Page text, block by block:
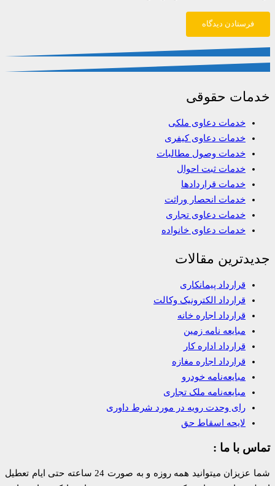
فرستادن دیدگاه
خدمات حقوقی
خدمات دعاوی ملکی
خدمات دعاوی کیفری
خدمات وصول مطالبات
خدمات ثبت احوال
خدمات قراردادها
خدمات انحصار وراثت
خدمات دعاوی تجاری
خدمات دعاوی خانواده
جدیدترین مقالات
قرارداد پیمانکاری
قرارداد الکترونیک وکالت
قرارداد اجاره خانه
مبایعه نامه زمین
قرارداد اداره کار
قرارداد اجاره مغازه
مبایعه‌نامه خودرو
مبایعه‌نامه ملک تجاری
رای وحدت رویه در مورد شرط داوری
لایحه اسقاط حق
تماس با ما :
شما عزیزان میتوانید همه روزه و به صورت 24 ساعته حتی ایام تعطیل